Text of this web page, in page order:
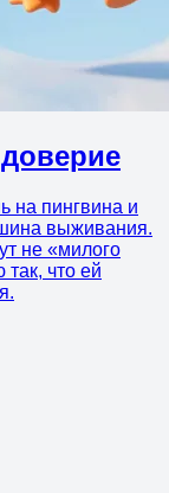
на пингвина и
выживания.
не «милого
что ей